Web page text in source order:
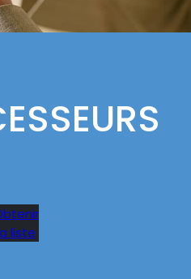
liste